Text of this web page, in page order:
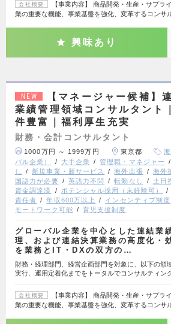
会社概要
【事業内容】 商品開発・生産・サプラ
業の重要な機能、事業基盤を強化、変革するコンサ
興味あり
NEW
【マネージャー候補】
業績管理領域コンサルタント
件豊富｜福利厚生充実
財務・会計コンサルタント
1000万円 ～ 1999万円 東京都
バル企業）
大手企業 管理職・マネジャー
し
新規事業・新サービス 海外出張 海外
国語力が必要
英語力不問 転勤なし 土日
資金調達済
ポテンシャル採用（未経験可）
責任者
年収600万以上 インセンティブ制度
モートワーク可能
育児支援制度
グローバル企業を中心とした連結業
理、および連結決算業務の高度化・
を業務とIT・DXの双方の…
財務・経理部門、経営企画部門を対象に、以下の領
実行、運用定着化までをトータルでコンサルティン
会社概要
【事業内容】 商品開発・生産・サプラ
業の重要な機能、事業基盤を強化、変革するコンサ